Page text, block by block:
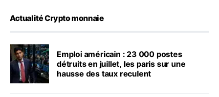
Actualité Crypto monnaie
Emploi américain : 23 000 postes
détruits en juillet, les paris sur une
hausse des taux reculent